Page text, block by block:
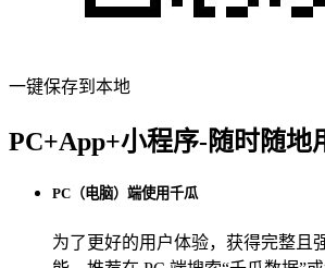
一键保存到本地
PC+App+小程序-随时随地
PC（电脑）端使用千瓜
为了更好的用户体验，获得完整且